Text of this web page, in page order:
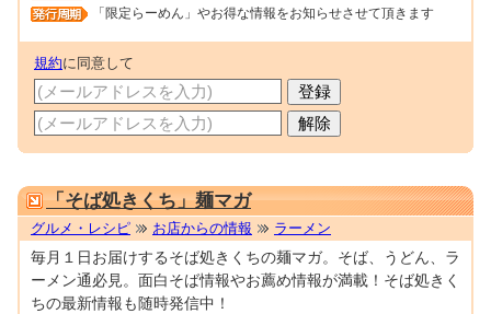
「限定らーめん」やお得な情報をお知らせさせて頂きます
規約に同意して
「そば処きくち」麺マガ
グルメ・レシピ お店からの情報 ラーメン
毎月１日お届けするそば処きくちの麺マガ。そば、うどん、ラ
ーメン通必見。面白そば情報やお薦め情報が満載！そば処きく
ちの最新情報も随時発信中！